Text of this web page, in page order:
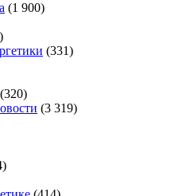
(1 900)
(331)
(320)
(3 319)